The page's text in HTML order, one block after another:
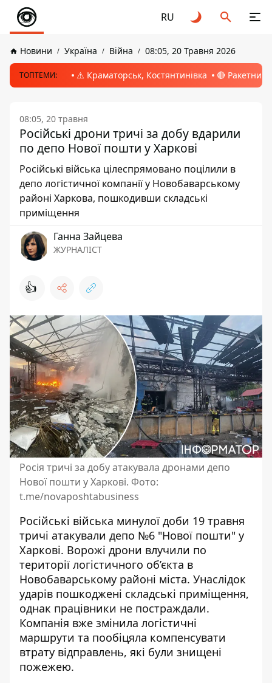
RU
Новини Україна Війна 08:05, 20 Травня 2026
ТОПТЕМИ: ⚠️ Краматорськ, Костянтинівка 🔴 Ракетний
08:05, 20 травня
Російські дрони тричі за добу вдарили
по депо Нової пошти у Харкові
Російські війська цілеспрямовано поцілили в
депо логістичної компанії у Новобаварському
районі Харкова, пошкодивши складські
приміщення
Ганна Зайцева
ЖУРНАЛІСТ
👍
Росія тричі за добу атакувала дронами депо
Нової пошти у Харкові. Фото:
t.me/novaposhtabusiness
Російські війська минулої доби 19 травня
тричі атакували депо №6 "Нової пошти" у
Харкові. Ворожі дрони влучили по
території логістичного об’єкта в
Новобаварському районі міста. Унаслідок
ударів пошкоджені складські приміщення,
однак працівники не постраждали.
Компанія вже змінила логістичні
маршрути та пообіцяла компенсувати
втрату відправлень, які були знищені
пожежею.